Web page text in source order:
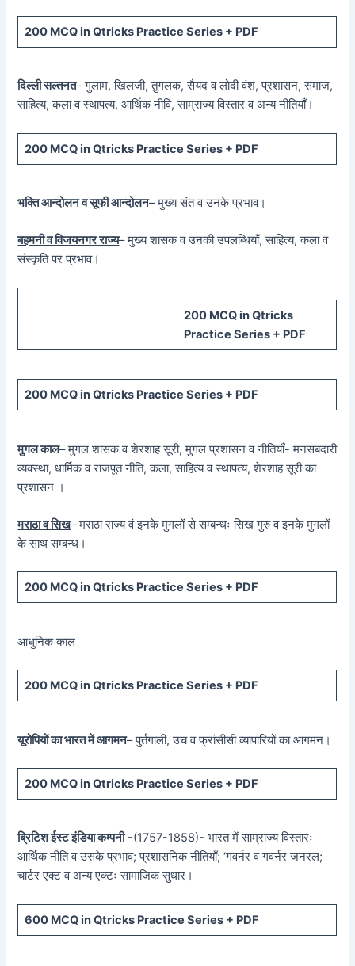
200 MCQ in Qtricks Practice Series + PDF
दिल्ली सल्तनत– गुलाम, खिलजी, तुगलक, सैयद व लोदी वंश, प्रशासन, समाज,
साहित्य, कला व स्थापत्य, आर्थिक नीवि, साम्राज्य विस्तार व अन्य नीतियाँ।
200 MCQ in Qtricks Practice Series + PDF
भक्ति आन्दोलन व सूफी आन्दोलन– मुख्य संत व उनके प्रभाव।
बहमनी व विजयनगर राज्य– मुख्य शासक व उनकी उपलब्धियाँ, साहित्य, कला व
संस्कृति पर प्रभाव।
200 MCQ in Qtricks
Practice Series + PDF
200 MCQ in Qtricks Practice Series + PDF
मुगल काल– मुगल शासक व शेरशाह सूरी, मुगल प्रशासन व नीतियाँ- मनसबदारी
व्यक्स्था, धार्मिक व राजपूत नीति, कला, साहित्य व स्थापत्य, शेरशाह सूरी का
प्रशासन ।
मराठा व सिख– मराठा राज्य वं इनके मुगलों से सम्बन्धः सिख गुरु व इनके मुगलों
के साथ सम्बन्ध।
200 MCQ in Qtricks Practice Series + PDF
आधुनिक काल
200 MCQ in Qtricks Practice Series + PDF
यूरोपियों का भारत में आगमन– पुर्तगाली, उच व फ्रांसीसी व्यापारियों का आगमन।
200 MCQ in Qtricks Practice Series + PDF
ब्रिटिश ईस्ट इंडिया कम्पनी-(1757-1858)- भारत में साम्राज्य विस्तारः
आर्थिक नीति व उसके प्रभाव; प्रशासनिक नीतियाँ; ‘गवर्नर व गवर्नर जनरल;
चार्टर एक्ट व अन्य एक्टः सामाजिक सुधार।
600 MCQ in Qtricks Practice Series + PDF